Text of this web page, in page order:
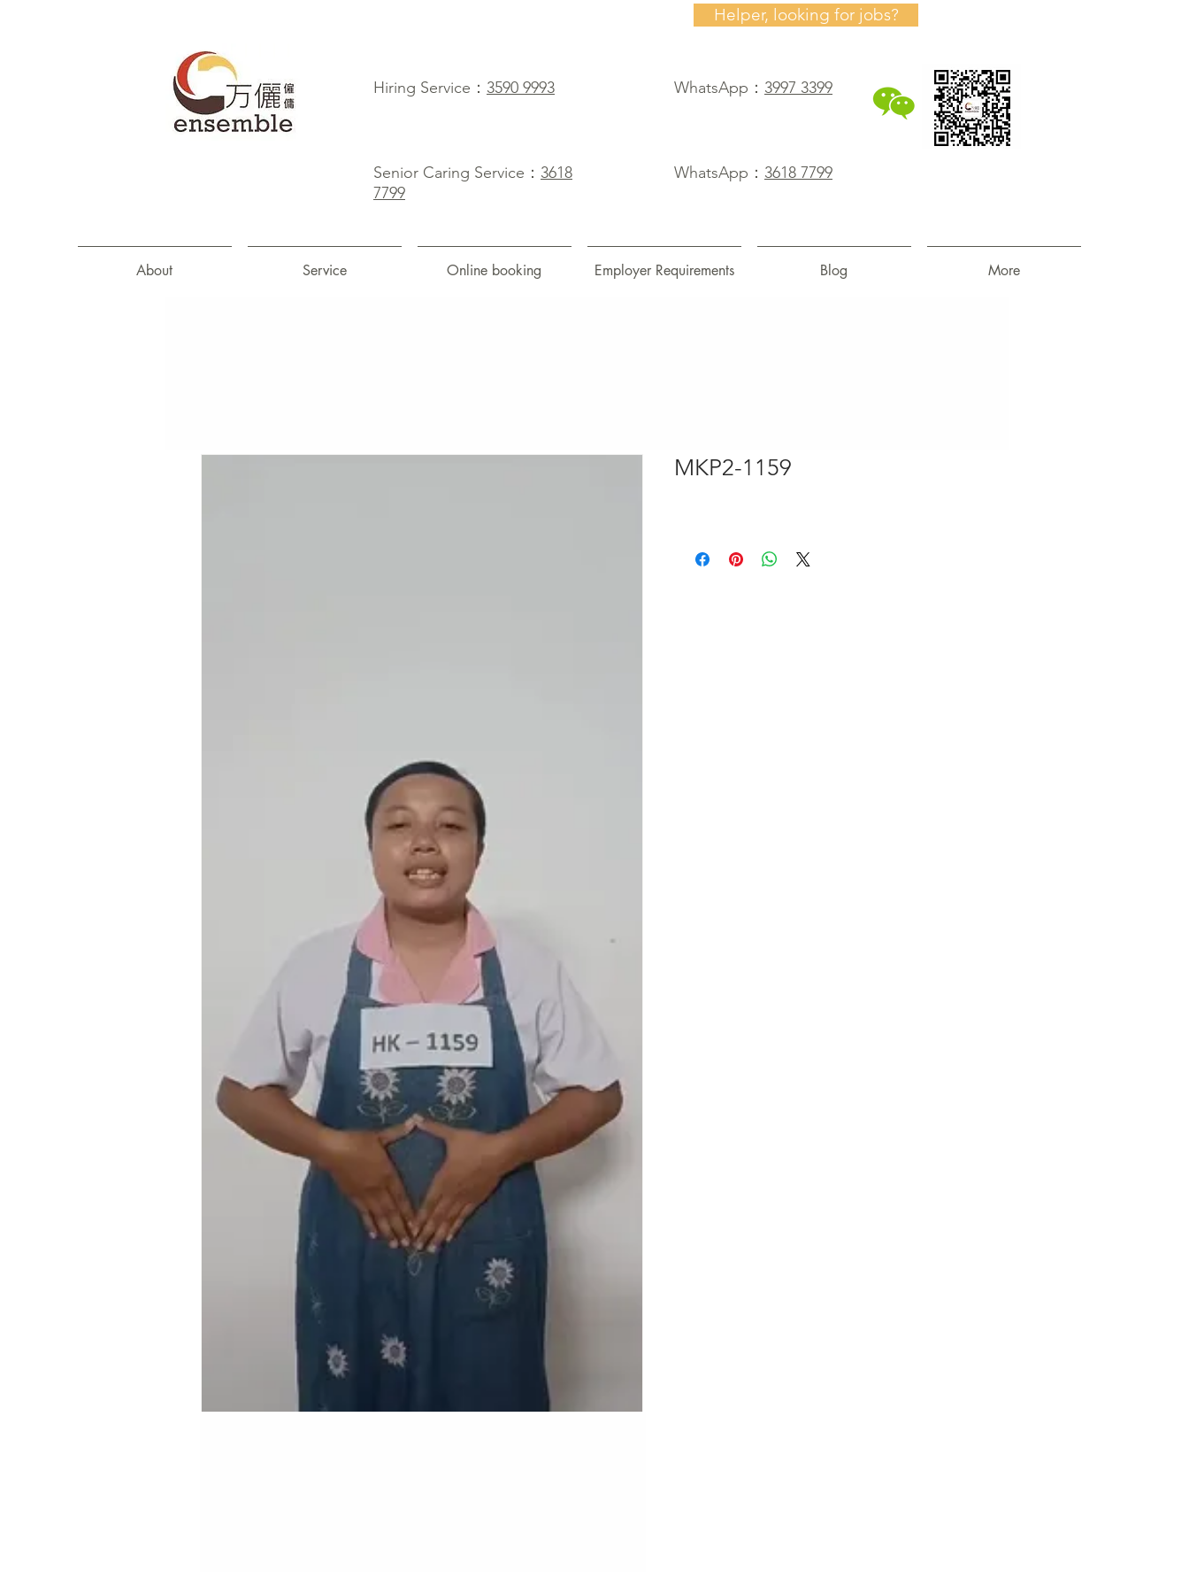
Hiring Service： 3590 9993
Helper, looking for jobs?
WhatsApp： 3997 3399
Senior Caring Service： 3618
7799
WhatsApp： 3618 7799
About Service Online booking Employer Requirements Blog More
MKP2-1159